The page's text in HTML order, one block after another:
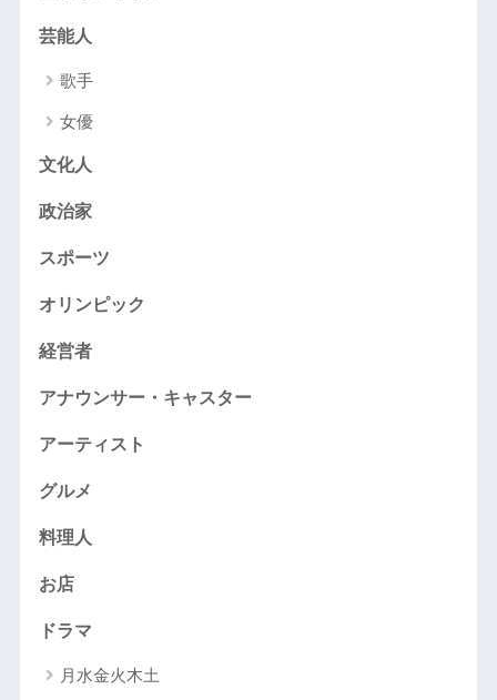
芸能人
歌手
女優
文化人
政治家
スポーツ
オリンピック
経営者
アナウンサー・キャスター
アーティスト
グルメ
料理人
お店
ドラマ
月水金火木土